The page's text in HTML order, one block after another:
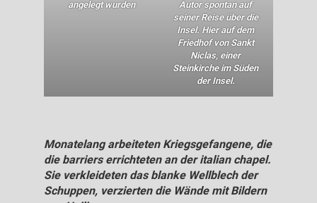
angelegt wurden
Autor spontan auf
seiner Reise über die
Insel. Hier auf dem
Friedhof von Sankt
Niclas, einer
Steinkirche im Süden
der Insel.
Monatelang arbeiteten Kriegsgefangene, die
die barrierserrichteten an deritalian chapel.
Sie verkleideten das blanke Wellblech der
Schuppen, verzierten die Wände mit Bildern